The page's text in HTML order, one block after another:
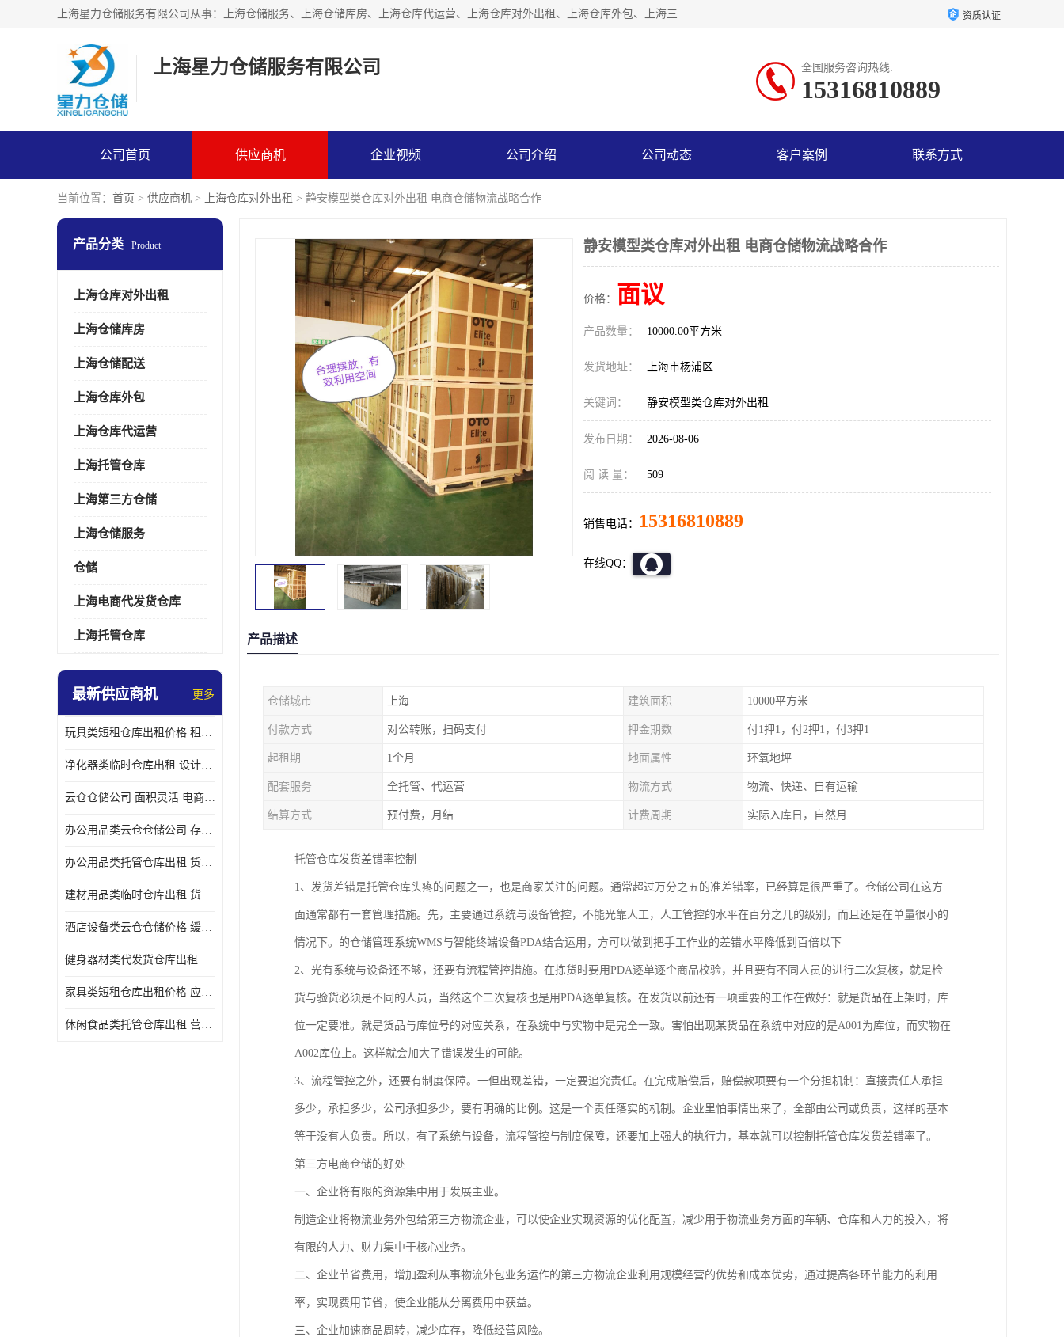
上海星力仓储服务有限公司从事：上海仓储服务、上海仓储库房、上海仓库代运营、上海仓库对外出租、上海仓库外包、上海三方仓储、上海电商仓储代发、上海电商代发货仓库、上海托管仓库、上海仓储配送。上海星力仓储服务有限公司现在拥有100个分仓、10万余平方的标准库房，精炼员工几百名，与几千家客户合作，公司已跻身上海仓储行业前列。欢迎来电咨询！ 资质认证
上海星力仓储服务有限公司 全国服务咨询热线:
15316810889
公司首页 供应商机 企业视频 公司介绍 公司动态 客户案例 联系方式
当前位置： 首页 > 供应商机 > 上海仓库对外出租 > 静安模型类仓库对外出租 电商仓储物流战略合作
产品分类 Product
上海仓库对外出租
上海仓储库房
上海仓储配送
上海仓库外包
上海仓库代运营
上海托管仓库
上海第三方仓储
上海仓储服务
仓储
上海电商代发货仓库
上海托管仓库
最新供应商机 更多
玩具类短租仓库出租价格 租期灵活 智能电商配套
净化器类临时仓库出租 设计简单 电商仓储物流战略合作
云仓仓储公司 面积灵活 电商仓储物流战略合作
办公用品类云仓仓储公司 存货周转很快 电商仓储物流战略整合
办公用品类托管仓库出租 货物装卸方便 电商仓储物流战略合作
建材用品类临时仓库出租 货物装卸方便 仓储供应链配套
酒店设备类云仓仓储价格 缓解企业储存压力 智能电商配套
健身器材类代发货仓库出租 租期灵活 新媒体平台配套
家具类短租仓库出租价格 应用广泛 智能电商配套
休闲食品类托管仓库出租 营造良好环境氛围 垂直电商配套
静安模型类仓库对外出租 电商仓储物流战略合作
价格： 面议
产品数量： 10000.00平方米
发货地址： 上海市杨浦区
关键词： 静安模型类仓库对外出租
发布日期： 2026-08-06
阅 读 量： 509
销售电话： 15316810889
在线QQ：
产品描述
仓储城市 上海 建筑面积 10000平方米
付款方式 对公转账，扫码支付 押金期数 付1押1，付2押1，付3押1
起租期 1个月 地面属性 环氧地坪
配套服务 全托管、代运营 物流方式 物流、快递、自有运输
结算方式 预付费，月结 计费周期 实际入库日，自然月
托管仓库发货差错率控制
1、发货差错是托管仓库头疼的问题之一，也是商家关注的问题。通常超过万分之五的准差错率，已经算是很严重了。仓储公司在这方
面通常都有一套管理措施。先，主要通过系统与设备管控，不能光靠人工，人工管控的水平在百分之几的级别，而且还是在单量很小的
情况下。的仓储管理系统WMS与智能终端设备PDA结合运用，方可以做到把手工作业的差错水平降低到百倍以下
2、光有系统与设备还不够，还要有流程管控措施。在拣货时要用PDA逐单逐个商品校验，并且要有不同人员的进行二次复核，就是检
货与验货必须是不同的人员，当然这个二次复核也是用PDA逐单复核。在发货以前还有一项重要的工作在做好：就是货品在上架时，库
位一定要准。就是货品与库位号的对应关系，在系统中与实物中是完全一致。害怕出现某货品在系统中对应的是A001为库位，而实物在
A002库位上。这样就会加大了错误发生的可能。
3、流程管控之外，还要有制度保障。一但出现差错，一定要追究责任。在完成赔偿后，赔偿款项要有一个分担机制：直接责任人承担
多少，承担多少，公司承担多少，要有明确的比例。这是一个责任落实的机制。企业里怕事情出来了，全部由公司或负责，这样的基本
等于没有人负责。所以，有了系统与设备，流程管控与制度保障，还要加上强大的执行力，基本就可以控制托管仓库发货差错率了。
第三方电商仓储的好处
一、企业将有限的资源集中用于发展主业。
制造企业将物流业务外包给第三方物流企业，可以使企业实现资源的优化配置，减少用于物流业务方面的车辆、仓库和人力的投入，将
有限的人力、财力集中于核心业务。
二、企业节省费用，增加盈利从事物流外包业务运作的第三方物流企业利用规模经营的优势和成本优势，通过提高各环节能力的利用
率，实现费用节省，使企业能从分离费用中获益。
三、企业加速商品周转，减少库存，降低经营风险。